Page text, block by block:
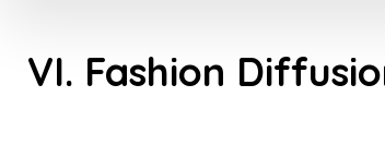
VI. Fashion